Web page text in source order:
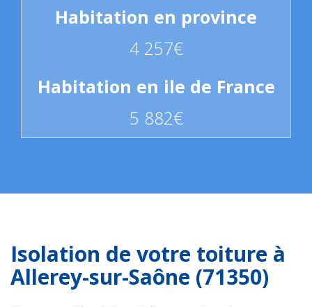
4 257€
5 882€
Isolation de votre toiture à
Allerey-sur-Saône (71350)